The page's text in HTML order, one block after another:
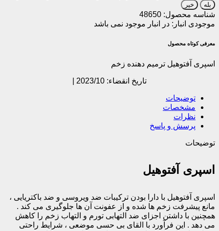
بله خیر
شناسه محصول: 48650
موجودی انبار: در انبار موجود نمی باشد
معرفی کوتاه محصول
اسپری آفتوهیل ترمیم دهنده زخم
تاریخ انقضاء: 2023/10 |
توضیحات
مشخصات
نظرات
پرسش و پاسخ
توضیحات
اسپری آفتوهیل
اسپری آفتوهیل با دارا بودن ترکیبات ضد ویروسی و ضد باکتریایی ،
مانع پیشرفت زخم ها شده و از عفونت آن ها جلوگیری می کند .
همچنین با داشتن اجزای ضد التهابی تورم و التهاب زخم را کاهش
می دهد . این فرآورد با القای بی حسی موضعی ، شرایط راحتی